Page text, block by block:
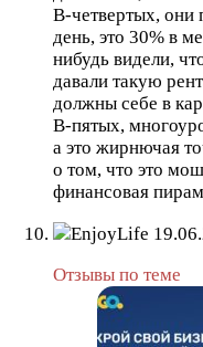
В-четвертых,
день, это 30% в
нибудь видели,
давали такую
должны себе в
В-пятых,
а это жирнючая
о том, что это
финансовая
EnjoyLife
Отзывы по теме